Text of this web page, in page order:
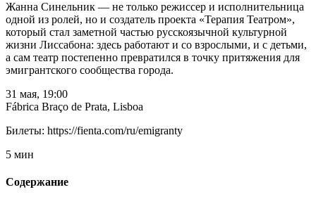
Жанна Синельник — не только режиссер и исполнительница
одной из ролей, но и создатель проекта «Терапия Театром»,
который стал заметной частью русскоязычной культурной
жизни Лиссабона: здесь работают и со взрослыми, и с детьми,
а сам театр постепенно превратился в точку притяжения для
эмигрантского сообщества города.
31 мая, 19:00
Fábrica Braço de Prata, Lisboa
Билеты: https://fienta.com/ru/emigranty
5 мин
Содержание